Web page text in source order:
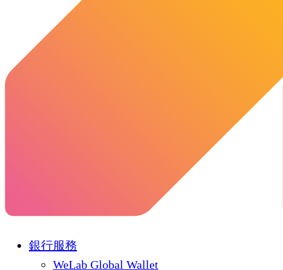
銀行服務
WeLab Global Wallet